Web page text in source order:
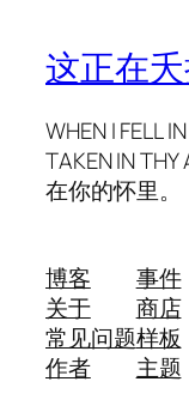
这正在
WHEN I FELL
TAKEN IN
在你的怀里。
博客
关于
常见问题
作者
事件
商店
样板
主题